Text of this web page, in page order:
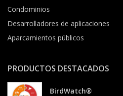
Condominios
Desarrolladores de aplicaciones
Aparcamientos públicos
PRODUCTOS DESTACADOS
BirdWatch®